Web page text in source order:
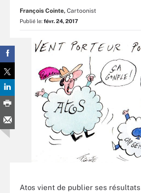
François Cointe, Cartoonist
Publié le: févr. 24, 2017
Atos vient de publier ses résultats